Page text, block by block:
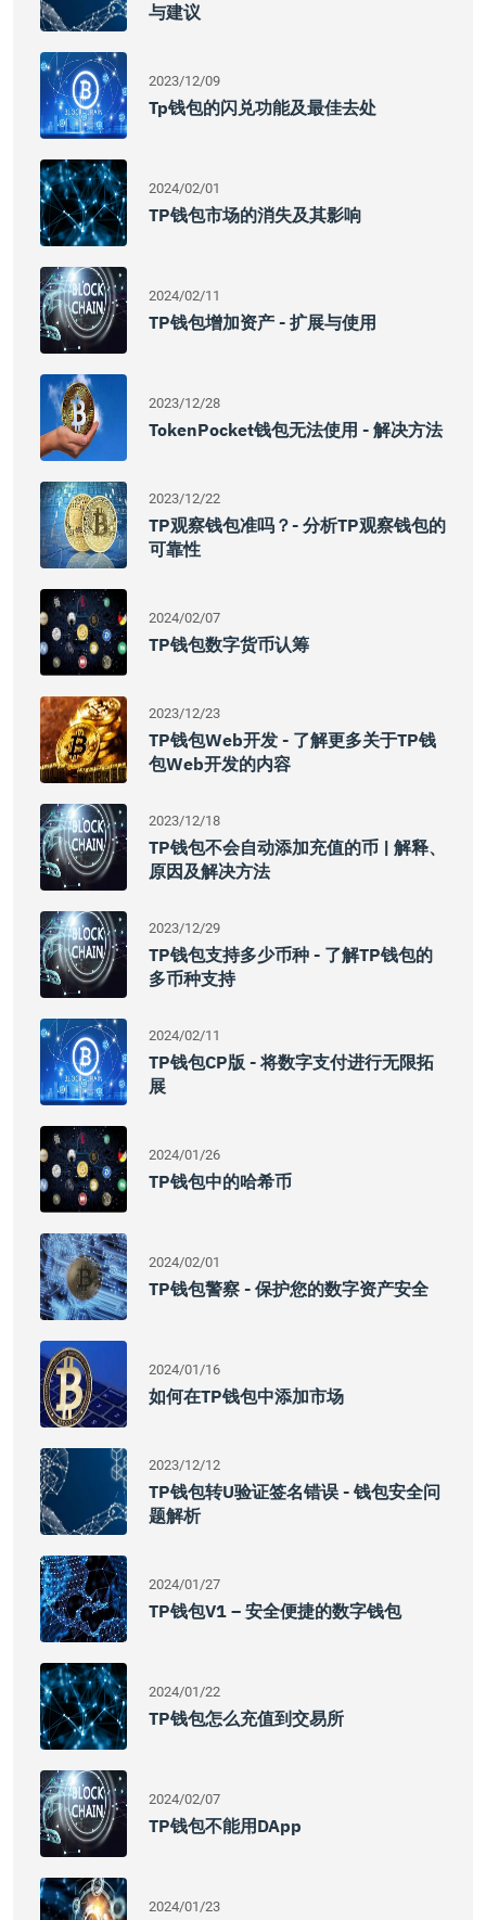
与建议
2023/12/09
Tp钱包的闪兑功能及最佳去处
2024/02/01
TP钱包市场的消失及其影响
2024/02/11
TP钱包增加资产 - 扩展与使用
2023/12/28
TokenPocket钱包无法使用 - 解决方法
2023/12/22
TP观察钱包准吗？- 分析TP观察钱包的
可靠性
2024/02/07
TP钱包数字货币认筹
2023/12/23
TP钱包Web开发 - 了解更多关于TP钱
包Web开发的内容
2023/12/18
TP钱包不会自动添加充值的币 | 解释、
原因及解决方法
2023/12/29
TP钱包支持多少币种 - 了解TP钱包的
多币种支持
2024/02/11
TP钱包CP版 - 将数字支付进行无限拓
展
2024/01/26
TP钱包中的哈希币
2024/02/01
TP钱包警察 - 保护您的数字资产安全
2024/01/16
如何在TP钱包中添加市场
2023/12/12
TP钱包转U验证签名错误 - 钱包安全问
题解析
2024/01/27
TP钱包V1 – 安全便捷的数字钱包
2024/01/22
TP钱包怎么充值到交易所
2024/02/07
TP钱包不能用DApp
2024/01/23